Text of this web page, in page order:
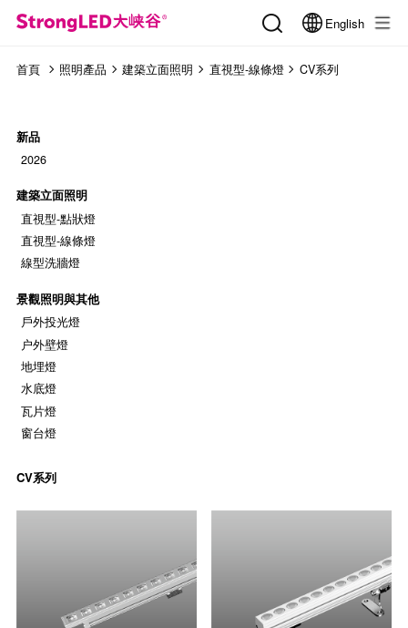
English
首頁 照明產品 建築立面照明 直視型-線條燈 CV系列
新品
2026
建築立面照明
直視型-點狀燈
直視型-線條燈
線型洗牆燈
景觀照明與其他
戶外投光燈
户外壁燈
地埋燈
水底燈
瓦片燈
窗台燈
CV系列